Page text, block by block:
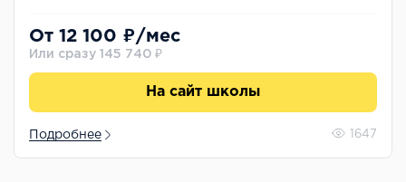
От 12 100 ₽/мес
Или сразу 145 740 ₽
На сайт школы
Подробнее 1647